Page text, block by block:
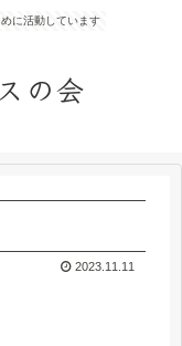
に活動しています
の会
2023.11.11